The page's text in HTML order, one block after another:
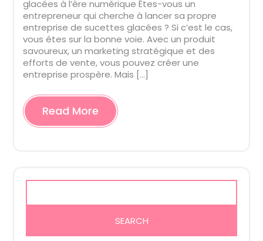
min
glacées à l’ère numérique Êtes-vous un
entrepreneur qui cherche à lancer sa propre
entreprise de sucettes glacées ? Si c’est le cas,
vous êtes sur la bonne voie. Avec un produit
savoureux, un marketing stratégique et des
efforts de vente, vous pouvez créer une
entreprise prospère. Mais […]
Read More